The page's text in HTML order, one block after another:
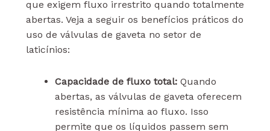
que exigem fluxo irrestrito quando totalmente
abertas. Veja a seguir os benefícios práticos do
uso de válvulas de gaveta no setor de
laticínios:
Capacidade de fluxo total:Quando
abertas, as válvulas de gaveta oferecem
resistência mínima ao fluxo. Isso
permite que os líquidos passem sem